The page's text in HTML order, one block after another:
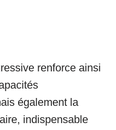
renforce ainsi
également la
indispensable